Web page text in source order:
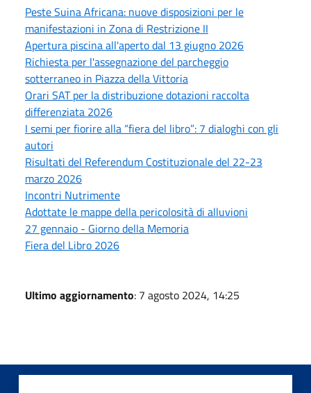
Peste Suina Africana: nuove disposizioni per le
manifestazioni in Zona di Restrizione II
Apertura piscina all'aperto dal 13 giugno 2026
Richiesta per l'assegnazione del parcheggio
sotterraneo in Piazza della Vittoria
Orari SAT per la distribuzione dotazioni raccolta
differenziata 2026
I semi per fiorire alla “fiera del libro”: 7 dialoghi con gli
autori
Risultati del Referendum Costituzionale del 22-23
marzo 2026
Incontri Nutrimente
Adottate le mappe della pericolosità di alluvioni
27 gennaio - Giorno della Memoria
Fiera del Libro 2026
Ultimo aggiornamento: 7 agosto 2024, 14:25